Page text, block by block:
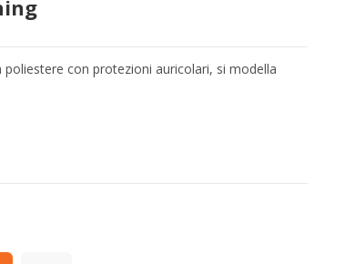
con protezioni auricolari, si modella